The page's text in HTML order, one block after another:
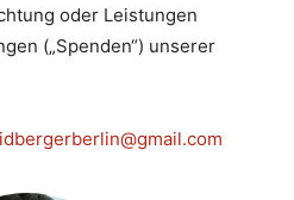
oder Leistungen
(„Spenden“) unserer